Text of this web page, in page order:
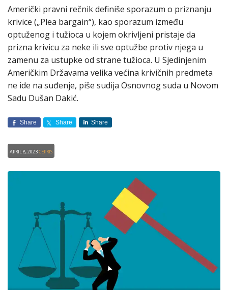
Američki pravni rečnik definiše sporazum o priznanju
krivice („Plea bargain“), kao sporazum između
optuženog i tužioca u kojem okrivljeni pristaje da
prizna krivicu za neke ili sve optužbe protiv njega u
zamenu za ustupke od strane tužioca. U Sjedinjenim
Američkim Državama velika većina krivičnih predmeta
ne ide na suđenje, piše sudija Osnovnog suda u Novom
Sadu Dušan Dakić.
Share Share Share
April 8, 2023CEPRIS